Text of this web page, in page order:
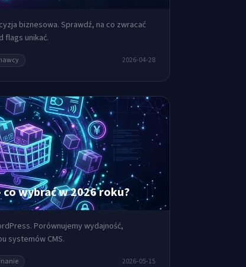
biznesowa. Sprawdź, na co zwracać
flags unikać.
2026-04-28
wybrać w 2026 roku?
Porównujemy wydajność,
systemów CMS.
2026-05-15